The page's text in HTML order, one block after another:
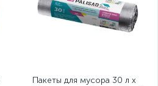
Пакеты для мусора 30 л x